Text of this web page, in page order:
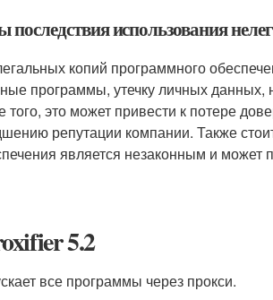
использования
копий программного
программы, утечку личных
того, это может привести к потере
репутации компании. Также
является незаконным и
5.2
все программы через прокси.